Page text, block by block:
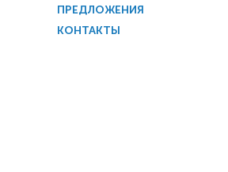
ПРЕДЛОЖЕНИЯ
КОНТАКТЫ